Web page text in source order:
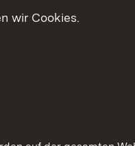
wir Cookies.